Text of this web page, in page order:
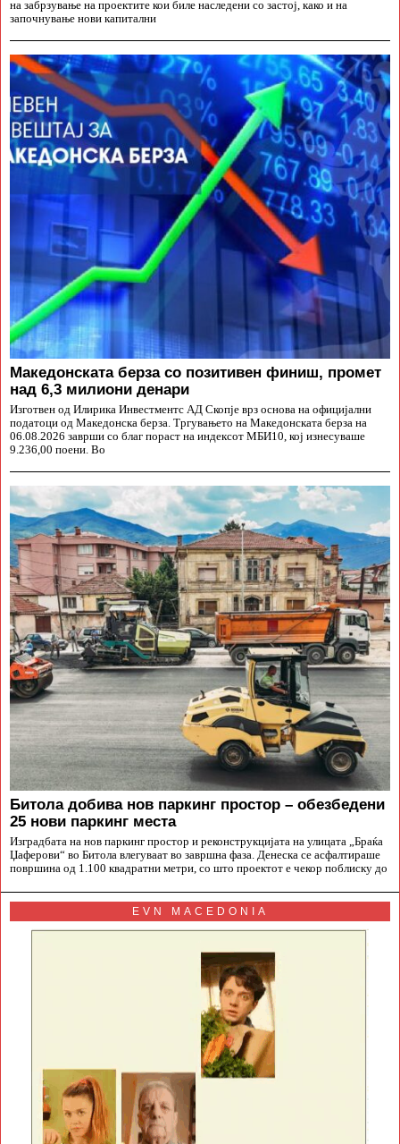
на забрзување на проектите кои биле наследени со застој, како и на
започнување нови капитални
Македонската берза со позитивен финиш, промет
над 6,3 милиони денари
Изготвен од Илирика Инвестментс АД Скопје врз основа на официјални
податоци од Македонска берза. Тргувањето на Македонската берза на
06.08.2026 заврши со благ пораст на индексот МБИ10, кој изнесуваше
9.236,00 поени. Во
Битола добива нов паркинг простор – обезбедени
25 нови паркинг места
Изградбата на нов паркинг простор и реконструкцијата на улицата „Браќа
Џаферови“ во Битола влегуваат во завршна фаза. Денеска се асфалтираше
површина од 1.100 квадратни метри, со што проектот е чекор поблиску до
EVN MACEDONIA